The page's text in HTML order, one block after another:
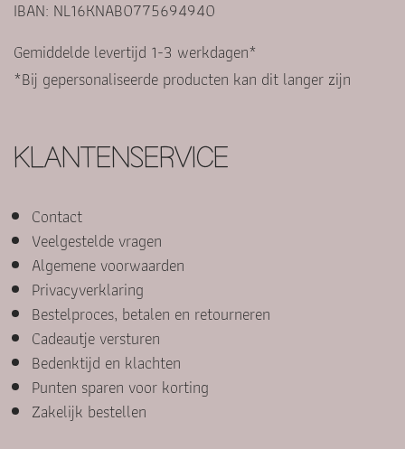
IBAN: NL16KNAB0775694940
Gemiddelde levertijd 1-3 werkdagen*
*Bij gepersonaliseerde producten kan dit langer zijn
KLANTENSERVICE
Contact
Veelgestelde vragen
Algemene voorwaarden
Privacyverklaring
Bestelproces, betalen en retourneren
Cadeautje versturen
Bedenktijd en klachten
Punten sparen voor korting
Zakelijk bestellen